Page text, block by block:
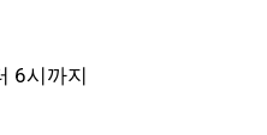
6시까지